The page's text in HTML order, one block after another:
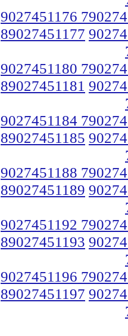
9027451176
89027451177
9027451180
89027451181
9027451184
89027451185
9027451188
89027451189
9027451192
89027451193
9027451196
89027451197